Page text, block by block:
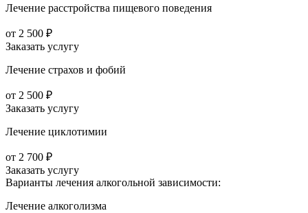
Лечение расстройства пищевого поведения
от 2 500 ₽
Заказать услугу
Лечение страхов и фобий
от 2 500 ₽
Заказать услугу
Лечение циклотимии
от 2 700 ₽
Заказать услугу
Варианты лечения алкогольной зависимости:
Лечение алкоголизма